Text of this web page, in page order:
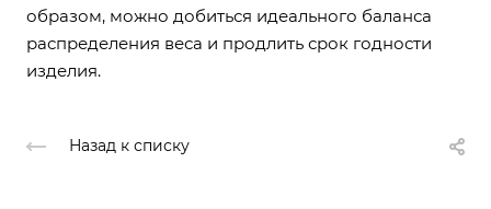
образом, можно добиться идеального баланса
распределения веса и продлить срок годности
изделия.
Назад к списку